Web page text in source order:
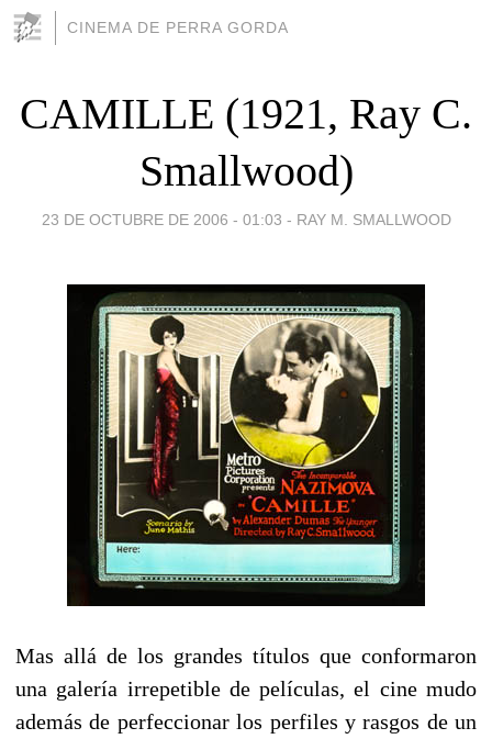
CINEMA DE PERRA GORDA
CAMILLE (1921, Ray C.
Smallwood)
23 DE OCTUBRE DE 2006 - 01:03 - RAY M. SMALLWOOD
Mas allá de los grandes títulos que conformaron
una galería irrepetible de películas, el cine mudo
además de perfeccionar los perfiles y rasgos de un